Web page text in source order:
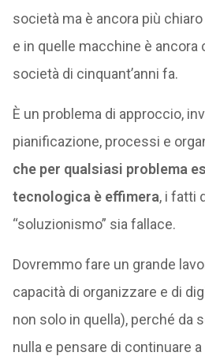
società ma è ancora più
e in quelle macchine è ancora
società di cinquant’anni fa.
È un problema di approccio,
pianificazione, processi e
che per qualsiasi problema
tecnologica è effimera, i fatti
“soluzionismo” sia fallace.
Dovremmo fare un grande
capacità di organizzare e di
non solo in quella), perché da
nulla e pensare di continuare